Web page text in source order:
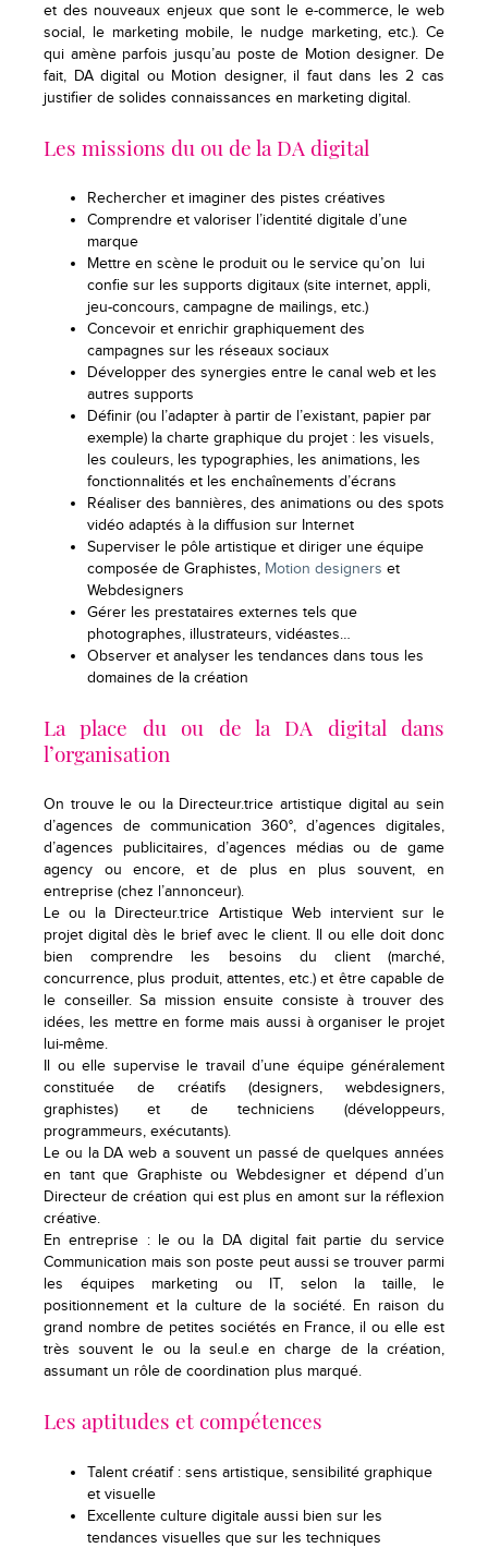
et des nouveaux enjeux que sont le e-commerce, le web
social, le marketing mobile, le nudge marketing, etc.). Ce
qui amène parfois jusqu’au poste de Motion designer. De
fait, DA digital ou Motion designer, il faut dans les 2 cas
justifier de solides connaissances en marketing digital.
Les missions du ou de la DA digital
Rechercher et imaginer des pistes créatives
Comprendre et valoriser l’identité digitale d’une
marque
Mettre en scène le produit ou le service qu’on lui
confie sur les supports digitaux (site internet, appli,
jeu-concours, campagne de mailings, etc.)
Concevoir et enrichir graphiquement des
campagnes sur les réseaux sociaux
Développer des synergies entre le canal web et les
autres supports
Définir (ou l’adapter à partir de l’existant, papier par
exemple) la charte graphique du projet : les visuels,
les couleurs, les typographies, les animations, les
fonctionnalités et les enchaînements d’écrans
Réaliser des bannières, des animations ou des spots
vidéo adaptés à la diffusion sur Internet
Superviser le pôle artistique et diriger une équipe
composée de Graphistes, Motion designers et
Webdesigners
Gérer les prestataires externes tels que
photographes, illustrateurs, vidéastes…
Observer et analyser les tendances dans tous les
domaines de la création
La place du ou de la DA digital dans
l’organisation
On trouve le ou la Directeur.trice artistique digital au sein
d’agences de communication 360°, d’agences digitales,
d’agences publicitaires, d’agences médias ou de game
agency ou encore, et de plus en plus souvent, en
entreprise (chez l’annonceur).
Le ou la Directeur.trice Artistique Web intervient sur le
projet digital dès le brief avec le client. Il ou elle doit donc
bien comprendre les besoins du client (marché,
concurrence, plus produit, attentes, etc.) et être capable de
le conseiller. Sa mission ensuite consiste à trouver des
idées, les mettre en forme mais aussi à organiser le projet
lui-même.
Il ou elle supervise le travail d’une équipe généralement
constituée de créatifs (designers, webdesigners,
graphistes) et de techniciens (développeurs,
programmeurs, exécutants).
Le ou la DA web a souvent un passé de quelques années
en tant que Graphiste ou Webdesigner et dépend d’un
Directeur de création qui est plus en amont sur la réflexion
créative.
En entreprise : le ou la DA digital fait partie du service
Communication mais son poste peut aussi se trouver parmi
les équipes marketing ou IT, selon la taille, le
positionnement et la culture de la société. En raison du
grand nombre de petites sociétés en France, il ou elle est
très souvent le ou la seul.e en charge de la création,
assumant un rôle de coordination plus marqué.
Les aptitudes et compétences
Talent créatif : sens artistique, sensibilité graphique
et visuelle
Excellente culture digitale aussi bien sur les
tendances visuelles que sur les techniques